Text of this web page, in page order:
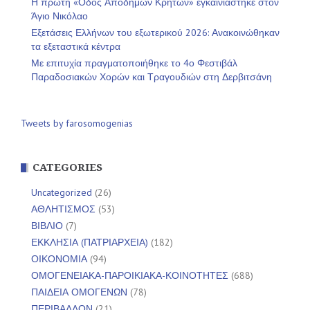
Άγιο Νικόλαο
Εξετάσεις Ελλήνων του εξωτερικού 2026: Ανακοινώθηκαν
τα εξεταστικά κέντρα
Με επιτυχία πραγματοποιήθηκε το 4ο Φεστιβάλ
Παραδοσιακών Χορών και Τραγουδιών στη Δερβιτσάνη
Tweets by farosomogenias
CATEGORIES
Uncategorized (26)
ΑΘΛΗΤΙΣΜΟΣ (53)
ΒΙΒΛΙΟ (7)
ΕΚΚΛΗΣΙΑ (ΠΑΤΡΙΑΡΧΕΙΑ) (182)
ΟΙΚΟΝΟΜΙΑ(94)
ΟΜΟΓΕΝΕΙΑΚΑ-ΠΑΡΟΙΚΙΑΚΑ-ΚΟΙΝΟΤΗΤΕΣ (688)
ΠΑΙΔΕΙΑ ΟΜΟΓΕΝΩΝ (78)